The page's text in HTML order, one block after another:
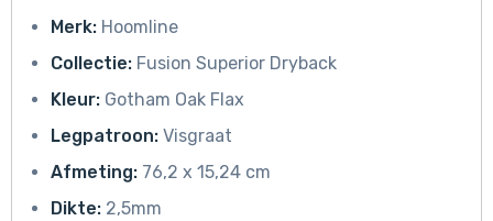
Merk: Hoomline
Collectie: Fusion Superior Dryback
Kleur: Gotham Oak Flax
Legpatroon: Visgraat
Afmeting: 76,2 x 15,24 cm
Dikte: 2,5mm